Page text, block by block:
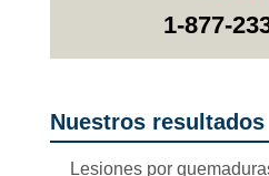
1-877-
Nuestros resultados
Lesiones por